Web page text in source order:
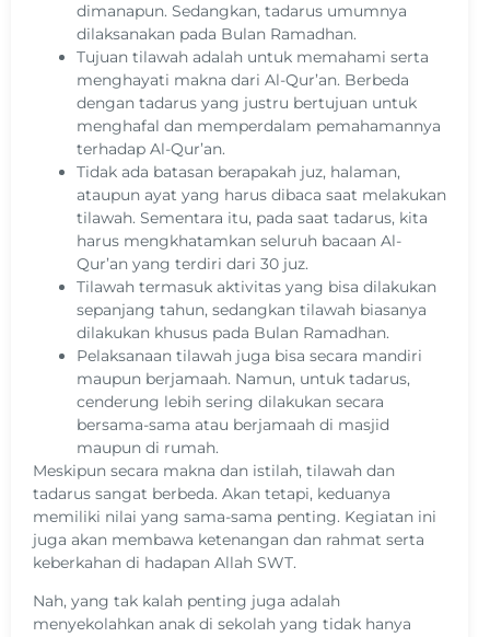
dimanapun. Sedangkan, tadarus umumnya
dilaksanakan pada Bulan Ramadhan.
Tujuan tilawah adalah untuk memahami serta
menghayati makna dari Al-Qur’an. Berbeda
dengan tadarus yang justru bertujuan untuk
menghafal dan memperdalam pemahamannya
terhadap Al-Qur’an.
Tidak ada batasan berapakah juz, halaman,
ataupun ayat yang harus dibaca saat melakukan
tilawah. Sementara itu, pada saat tadarus, kita
harus mengkhatamkan seluruh bacaan Al-
Qur’an yang terdiri dari 30 juz.
Tilawah termasuk aktivitas yang bisa dilakukan
sepanjang tahun, sedangkan tilawah biasanya
dilakukan khusus pada Bulan Ramadhan.
Pelaksanaan tilawah juga bisa secara mandiri
maupun berjamaah. Namun, untuk tadarus,
cenderung lebih sering dilakukan secara
bersama-sama atau berjamaah di masjid
maupun di rumah.
Meskipun secara makna dan istilah, tilawah dan
tadarus sangat berbeda. Akan tetapi, keduanya
memiliki nilai yang sama-sama penting. Kegiatan ini
juga akan membawa ketenangan dan rahmat serta
keberkahan di hadapan Allah SWT.
Nah, yang tak kalah penting juga adalah
menyekolahkan anak di sekolah yang tidak hanya